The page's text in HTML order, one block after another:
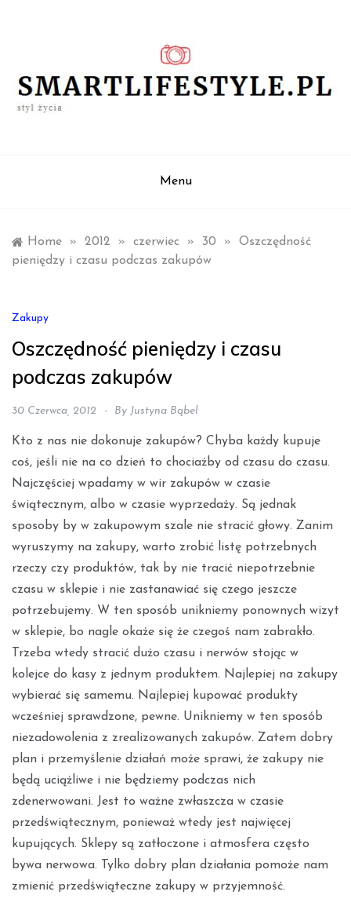
Menu
Home » 2012 » czerwiec » 30 »
Oszczędność
pieniędzy i czasu podczas zakupów
Zakupy
Oszczędność pieniędzy i czasu
podczas zakupów
30 Czerwca, 2012 By Justyna Bąbel
Kto z nas nie dokonuje zakupów? Chyba każdy kupuje
coś, jeśli nie na co dzień to chociażby od czasu do czasu.
Najczęściej wpadamy w wir zakupów w czasie
świątecznym, albo w czasie wyprzedaży. Są jednak
sposoby by w zakupowym szale nie stracić głowy. Zanim
wyruszymy na zakupy, warto zrobić listę potrzebnych
rzeczy czy produktów, tak by nie tracić niepotrzebnie
czasu w sklepie i nie zastanawiać się czego jeszcze
potrzebujemy. W ten sposób unikniemy ponownych wizyt
w sklepie, bo nagle okaże się że czegoś nam zabrakło.
Trzeba wtedy stracić dużo czasu i nerwów stojąc w
kolejce do kasy z jednym produktem. Najlepiej na zakupy
wybierać się samemu. Najlepiej kupować produkty
wcześniej sprawdzone, pewne. Unikniemy w ten sposób
niezadowolenia z zrealizowanych zakupów. Zatem dobry
plan i przemyślenie działań może sprawi, że zakupy nie
będą uciążliwe i nie będziemy podczas nich
zdenerwowani. Jest to ważne zwłaszcza w czasie
przedświątecznym, ponieważ wtedy jest najwięcej
kupujących. Sklepy są zatłoczone i atmosfera często
bywa nerwowa. Tylko dobry plan działania pomoże nam
zmienić przedświąteczne zakupy w przyjemność.